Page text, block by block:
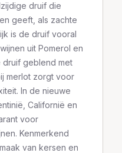
druif die
geeft, als zachte
is de druif vooral
uit Pomerol en
druif geblend met
merlot zorgt voor
In de nieuwe
Californië en
voor
Kenmerkend
van kersen en